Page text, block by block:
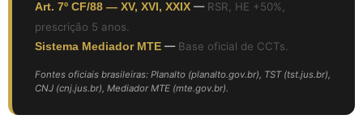
Art. 7º CF/88 — XV, XVI, XXIX — RSR, HE +50%,
prescrição 5 anos.
Sistema Mediador MTE — Base oficial de CCTs.
Fontes oficiais brasileiras: Planalto (planalto.gov.br), TST (tst.jus.br),
CNJ (cnj.jus.br), Mediador MTE (mte.gov.br).